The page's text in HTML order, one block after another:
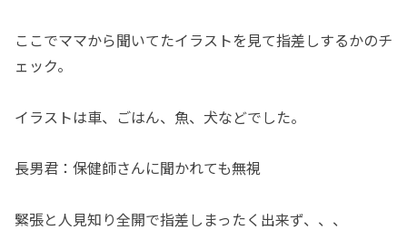
ここでママから聞いてたイラストを見て指差しするかのチ
ェック。
イラストは車、ごはん、魚、犬などでした。
長男君：保健師さんに聞かれても無視
緊張と人見知り全開で指差しまったく出来ず、、、